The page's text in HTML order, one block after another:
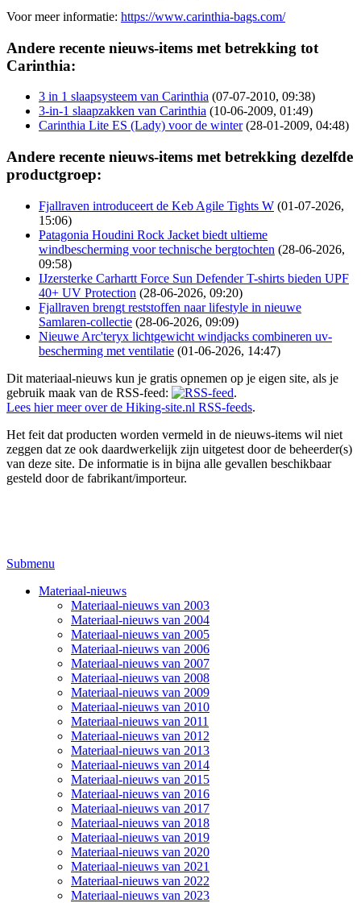
Voor meer informatie: https://www.carinthia-bags.com/
Andere recente nieuws-items met betrekking tot
Carinthia:
3 in 1 slaapsysteem van Carinthia (07-07-2010, 09:38)
3-in-1 slaapzakken van Carinthia (10-06-2009, 01:49)
Carinthia Lite ES (Lady) voor de winter (28-01-2009, 04:48)
Andere recente nieuws-items met betrekking dezelfde
productgroep:
Fjallraven introduceert de Keb Agile Tights W (01-07-2026,
15:06)
Patagonia Houdini Rock Jacket biedt ultieme
windbescherming voor technische bergtochten (28-06-2026,
09:58)
IJzersterke Carhartt Force Sun Defender T-shirts bieden UPF
40+ UV Protection (28-06-2026, 09:20)
Fjallraven brengt reststoffen naar lifestyle in nieuwe
Samlaren-collectie (28-06-2026, 09:09)
Nieuwe Arc'teryx lichtgewicht windjacks combineren uv-
bescherming met ventilatie (01-06-2026, 14:47)
Dit materiaal-nieuws kun je gratis opnemen op je eigen site, als je
gebruik maak van de RSS-feed:
.
Lees hier meer over de Hiking-site.nl RSS-feeds.
Het feit dat producten worden vermeld in de nieuws-items wil niet
zeggen dat ze ook daardwerkelijk zijn uitgetest door de beheerder(s)
van deze site. De informatie is in bijna alle gevallen beschikbaar
gesteld door de fabrikant/importeur.
Submenu
Materiaal-nieuws
Materiaal-nieuws van 2003
Materiaal-nieuws van 2004
Materiaal-nieuws van 2005
Materiaal-nieuws van 2006
Materiaal-nieuws van 2007
Materiaal-nieuws van 2008
Materiaal-nieuws van 2009
Materiaal-nieuws van 2010
Materiaal-nieuws van 2011
Materiaal-nieuws van 2012
Materiaal-nieuws van 2013
Materiaal-nieuws van 2014
Materiaal-nieuws van 2015
Materiaal-nieuws van 2016
Materiaal-nieuws van 2017
Materiaal-nieuws van 2018
Materiaal-nieuws van 2019
Materiaal-nieuws van 2020
Materiaal-nieuws van 2021
Materiaal-nieuws van 2022
Materiaal-nieuws van 2023